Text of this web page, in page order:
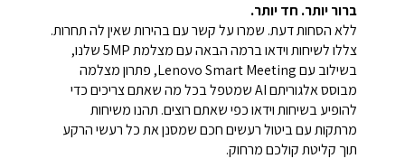
ברור יותר. חד יותר.
ללא הסחות דעת. שמרו על קשר עם בהירות שאין לה תחרות.
צללו לשיחות וידאו ברמה הבאה עם מצלמת 5MP שלנו,
בשילוב עם Lenovo Smart Meeting, פתרון מצלמה
מבוסס אלגוריתם AI שמטפל בכל מה שאתם צריכים כדי
להופיע בשיחות וידאו כפי שאתם רוצים. תהנו משיחות
מרתקות עם ביטול רעשים חכם שמסנן את כל רעשי הרקע
תוך קליטת קולכם מרחוק.